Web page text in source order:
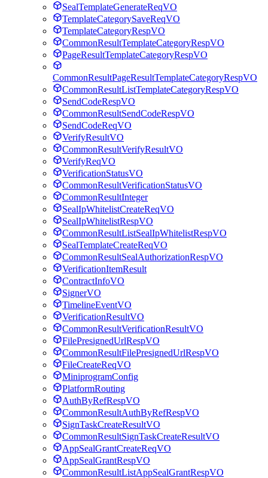
SealTemplateGenerateReqVO
TemplateCategorySaveReqVO
TemplateCategoryRespVO
CommonResultTemplateCategoryRespVO
PageResultTemplateCategoryRespVO
CommonResultPageResultTemplateCategoryRespVO
CommonResultListTemplateCategoryRespVO
SendCodeRespVO
CommonResultSendCodeRespVO
SendCodeReqVO
VerifyResultVO
CommonResultVerifyResultVO
VerifyReqVO
VerificationStatusVO
CommonResultVerificationStatusVO
CommonResultInteger
SealIpWhitelistCreateReqVO
SealIpWhitelistRespVO
CommonResultListSealIpWhitelistRespVO
SealTemplateCreateReqVO
CommonResultSealAuthorizationRespVO
VerificationItemResult
ContractInfoVO
SignerVO
TimelineEventVO
VerificationResultVO
CommonResultVerificationResultVO
FilePresignedUrlRespVO
CommonResultFilePresignedUrlRespVO
FileCreateReqVO
MiniprogramConfig
PlatformRouting
AuthByRefRespVO
CommonResultAuthByRefRespVO
SignTaskCreateResultVO
CommonResultSignTaskCreateResultVO
AppSealGrantCreateReqVO
AppSealGrantRespVO
CommonResultListAppSealGrantRespVO